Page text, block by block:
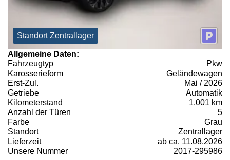
Standort Zentrallager
Allgemeine Daten:
Fahrzeugtyp
Pkw
Karosserieform
Geländewagen
Erst-Zul.
Mai / 2026
Getriebe
Automatik
Kilometerstand
1.001 km
Anzahl der Türen
5
Farbe
Grau
Standort
Zentrallager
Lieferzeit
ab ca. 11.08.2026
Unsere Nummer
2017-295986